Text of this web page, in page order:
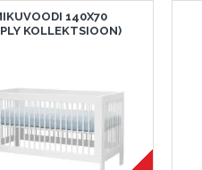
140X70
KOLLEKTSIOON)